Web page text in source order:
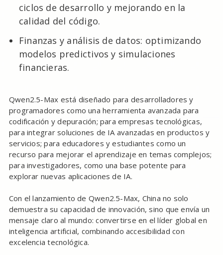
ciclos de desarrollo y mejorando en la
calidad del código.
Finanzas y análisis de datos: optimizando
modelos predictivos y simulaciones
financieras.
Qwen2.5-Max está diseñado para desarrolladores y
programadores como una herramienta avanzada para
codificación y depuración; para empresas tecnológicas,
para integrar soluciones de IA avanzadas en productos y
servicios; para educadores y estudiantes como un
recurso para mejorar el aprendizaje en temas complejos;
para investigadores, como una base potente para
explorar nuevas aplicaciones de IA.
Con el lanzamiento de Qwen2.5-Max, China no solo
demuestra su capacidad de innovación, sino que envía un
mensaje claro al mundo: convertirse en el líder global en
inteligencia artificial, combinando accesibilidad con
excelencia tecnológica.